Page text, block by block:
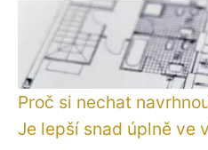
Proč si nechat
Je lepší snad úplně ve